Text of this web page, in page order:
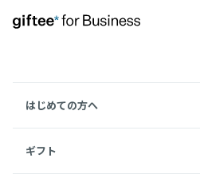
はじめての方へ
ギフト